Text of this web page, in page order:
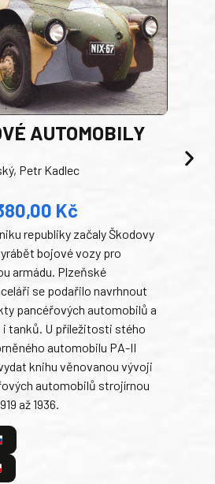
AUTOMOBILY
Petr Kadlec
Kč
republiky začaly Škodovy
bojové vozy pro
armádu. Plzeňské
se podařilo navrhnout
pancéřových automobilů a
tanků. U příležitosti stého
automobilu PA-II
knihu věnovanou vývoji
automobilů strojírnou
až 1936.